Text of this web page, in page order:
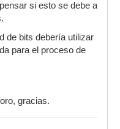
si esto se debe a
de bits debería utilizar
para el proceso de
gracias.